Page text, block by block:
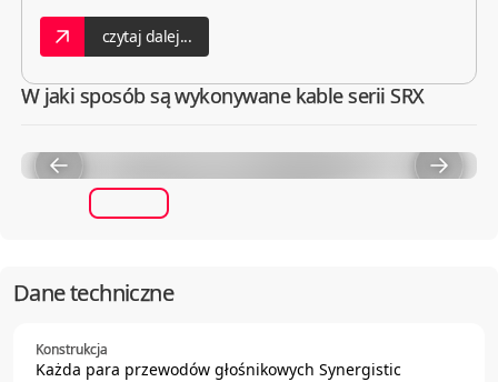
czytaj dalej...
W jaki sposób są wykonywane kable serii SRX
Dane techniczne
Konstrukcja
Każda para przewodów głośnikowych Synergistic